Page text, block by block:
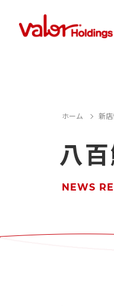
IR情報
店舗
M&A
ホーム 新
八
NEWS